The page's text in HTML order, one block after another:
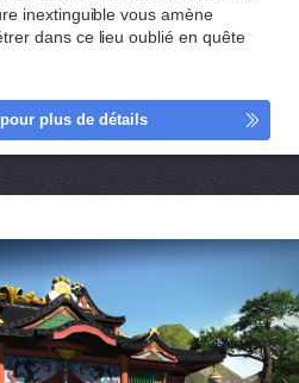
inextinguible vous amène
dans ce lieu oublié en quête
plus de détails